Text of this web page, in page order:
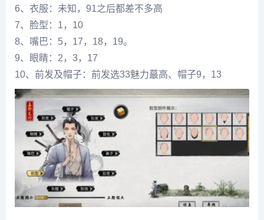
6、衣服：未知，91之后都差不多高
7、脸型：1，10
8、嘴巴：5，17，18，19。
9、眼睛：2，3，17
10、前发及帽子：前发选33魅力蕞高、帽子9，13